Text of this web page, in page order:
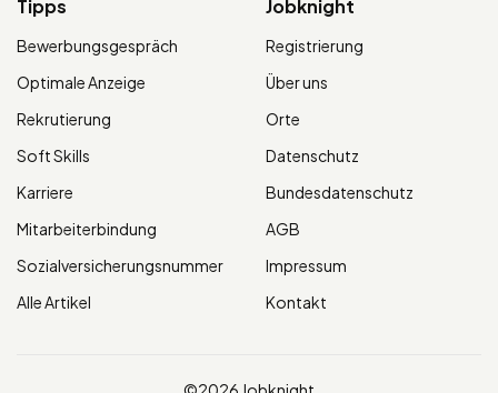
Tipps
Bewerbungsgespräch
Optimale Anzeige
Rekrutierung
Soft Skills
Karriere
Mitarbeiterbindung
Sozialversicherungsnummer
Alle Artikel
Jobknight
Registrierung
Über uns
Orte
Datenschutz
Bundesdatenschutz
AGB
Impressum
Kontakt